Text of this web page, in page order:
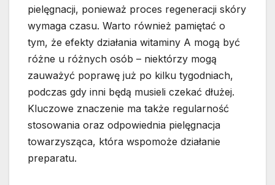
pielęgnacji, ponieważ proces regeneracji skóry
wymaga czasu. Warto również pamiętać o
tym, że efekty działania witaminy A mogą być
różne u różnych osób – niektórzy mogą
zauważyć poprawę już po kilku tygodniach,
podczas gdy inni będą musieli czekać dłużej.
Kluczowe znaczenie ma także regularność
stosowania oraz odpowiednia pielęgnacja
towarzysząca, która wspomoże działanie
preparatu.